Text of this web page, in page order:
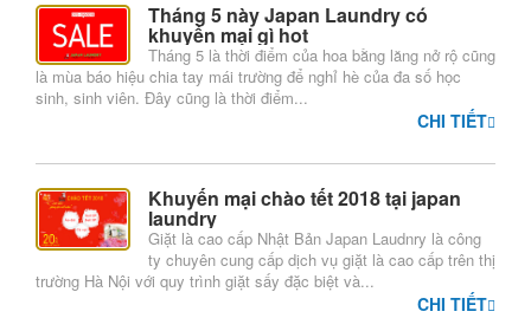
tiện
ích
Bảng
Tháng 5 này Japan Laundry có
khuyến mại gì hot
Tháng 5 là thời điểm của hoa bằng lăng nở rộ cũng
là mùa báo hiệu chia tay mái trường để nghỉ hè của đa số học
sinh, sinh viên. Đây cũng là thời điểm...
CHI TIẾT
Khuyến mại chào tết 2018 tại japan
laundry
Giặt là cao cấp Nhật Bản Japan Laudnry là công
ty chuyên cung cấp dịch vụ giặt là cao cấp trên thị
trường Hà Nội với quy trình giặt sấy đặc biệt và...
CHI TIẾT